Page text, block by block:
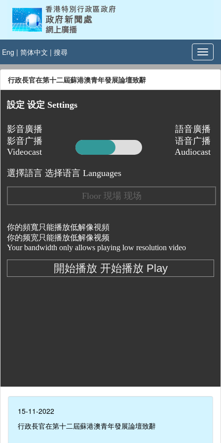
Eng | 简体中文 | 搜尋
行政長官在第十二屆蘇港澳青年發展論壇致辭
15-11-2022
行政長官在第十二屆蘇港澳青年發展論壇致辭